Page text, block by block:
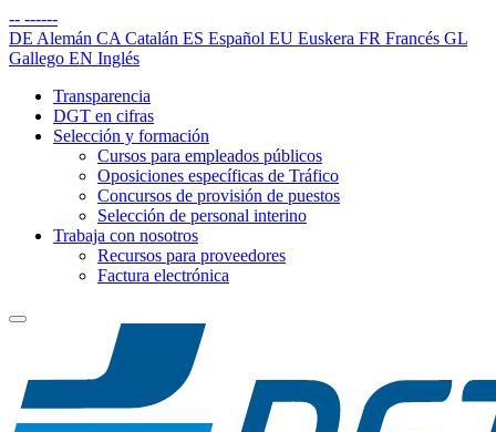
-- ------
DE Alemán CA Catalán ES Español EU Euskera FR Francés GL
Gallego EN Inglés
Transparencia
DGT en cifras
Selección y formación
Cursos para empleados públicos
Oposiciones específicas de Tráfico
Concursos de provisión de puestos
Selección de personal interino
Trabaja con nosotros
Recursos para proveedores
Factura electrónica